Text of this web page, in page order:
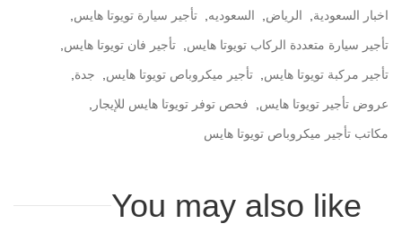
اخبار السعودية الرياض السعوديه تأجير سيارة تويوتا هايس
تأجير سيارة متعددة الركاب تويوتا هايس تأجير فان تويوتا هايس
تأجير مركبة تويوتا هايس تأجير ميكروباص تويوتا هايس جدة
عروض تأجير تويوتا هايس فحص توفر تويوتا هايس للإيجار
مكاتب تأجير ميكروباص تويوتا هايس
You may also like